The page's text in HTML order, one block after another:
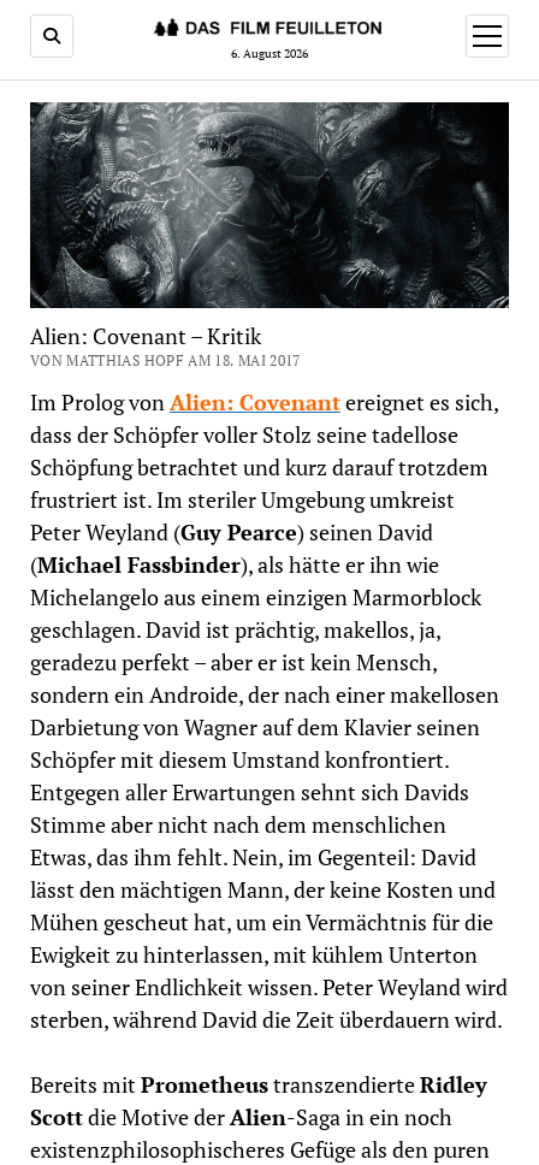
6. August 2026
Menü
öffnen
Alien: Covenant – Kritik
VON MATTHIAS HOPF AM 18. MAI 2017
Im Prolog vonAlien: Covenantereignet es sich,
dass der Schöpfer voller Stolz seine tadellose
Schöpfung betrachtet und kurz darauf trotzdem
frustriert ist. Im steriler Umgebung umkreist
Peter Weyland (Guy Pearce) seinen David
(Michael Fassbinder), als hätte er ihn wie
Michelangelo aus einem einzigen Marmorblock
geschlagen. David ist prächtig, makellos, ja,
geradezu perfekt – aber er ist kein Mensch,
sondern ein Androide, der nach einer makellosen
Darbietung von Wagner auf dem Klavier seinen
Schöpfer mit diesem Umstand konfrontiert.
Entgegen aller Erwartungen sehnt sich Davids
Stimme aber nicht nach dem menschlichen
Etwas, das ihm fehlt. Nein, im Gegenteil: David
lässt den mächtigen Mann, der keine Kosten und
Mühen gescheut hat, um ein Vermächtnis für die
Ewigkeit zu hinterlassen, mit kühlem Unterton
von seiner Endlichkeit wissen. Peter Weyland wird
sterben, während David die Zeit überdauern wird.
Bereits mitPrometheustranszendierteRidley
Scottdie Motive derAlien-Saga in ein noch
existenzphilosophischeres Gefüge als den puren